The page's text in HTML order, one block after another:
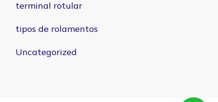
terminal rotular
tipos de rolamentos
Uncategorized